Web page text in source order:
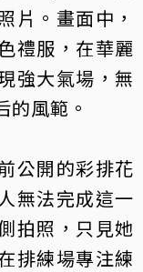
片。畫面中，
禮服，在華麗
強大氣場，無
風範。
公開的彩排花
無法完成這一
拍照，只見她
排練場專注練